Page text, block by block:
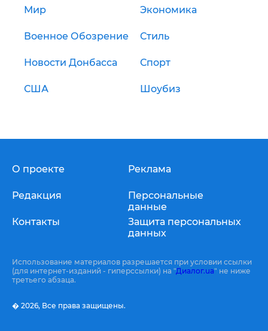
Мир Экономика
Военное Обозрение Стиль
Новости Донбасса Спорт
США Шоубиз
О проекте
Редакция
Контакты
Реклама
Персональные
данные
Защита персональных
данных
Использование материалов разрешается при условии ссылки
(для интернет-изданий - гиперссылки) на "Диалог.ua" не ниже
третьего абзаца.
� 2026, Все права защищены.